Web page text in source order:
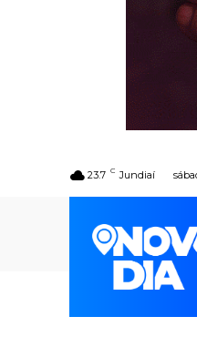
23.7 C Jundiaí